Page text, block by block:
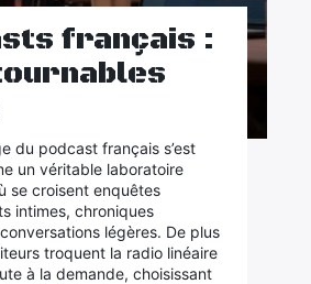
français :
du podcast français s’est
un véritable laboratoire
se croisent enquêtes
intimes, chroniques
légères. De plus
troquent la radio linéaire
à la demande, choisissant